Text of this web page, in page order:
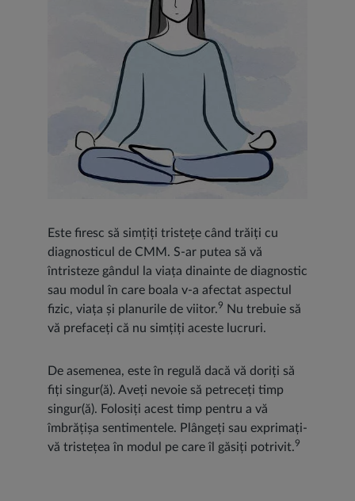
Este firesc să simțiți tristețe când trăiți cu
diagnosticul de CMM. S-ar putea să vă
întristeze gândul la viața dinainte de diagnostic
sau modul în care boala v-a afectat aspectul
fizic, viața și planurile de viitor.9 Nu trebuie să
vă prefaceți că nu simțiți aceste lucruri.
De asemenea, este în regulă dacă vă doriți să
fiți singur(ă). Aveți nevoie să petreceți timp
singur(ă). Folosiți acest timp pentru a vă
îmbrățișa sentimentele. Plângeți sau exprimați-
vă tristețea în modul pe care îl găsiți potrivit.9